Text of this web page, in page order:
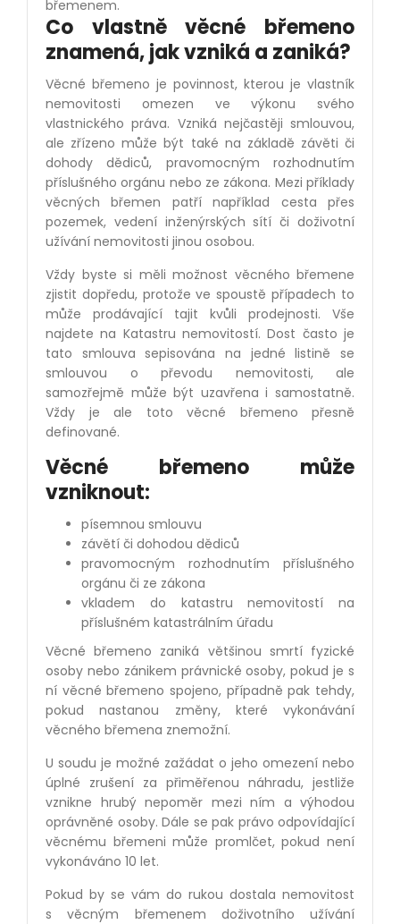
břemenem.
Co vlastně věcné břemeno
znamená, jak vzniká a zaniká?
Věcné břemeno je povinnost, kterou je vlastník
nemovitosti omezen ve výkonu svého
vlastnického práva. Vzniká nejčastěji smlouvou,
ale zřízeno může být také na základě závěti či
dohody dědiců, pravomocným rozhodnutím
příslušného orgánu nebo ze zákona. Mezi příklady
věcných břemen patří například cesta přes
pozemek, vedení inženýrských sítí či doživotní
užívání nemovitosti jinou osobou.
Vždy byste si měli možnost věcného břemene
zjistit dopředu, protože ve spoustě případech to
může prodávající tajit kvůli prodejnosti. Vše
najdete na Katastru nemovitostí. Dost často je
tato smlouva sepisována na jedné listině se
smlouvou o převodu nemovitosti, ale
samozřejmě může být uzavřena i samostatně.
Vždy je ale toto věcné břemeno přesně
definované.
Věcné břemeno může
vzniknout:
písemnou smlouvu
závětí či dohodou dědiců
pravomocným rozhodnutím příslušného
orgánu či ze zákona
vkladem do katastru nemovitostí na
příslušném katastrálním úřadu
Věcné břemeno zaniká většinou smrtí fyzické
osoby nebo zánikem právnické osoby, pokud je s
ní věcné břemeno spojeno, případně pak tehdy,
pokud nastanou změny, které vykonávání
věcného břemena znemožní.
U soudu je možné zažádat o jeho omezení nebo
úplné zrušení za přiměřenou náhradu, jestliže
vznikne hrubý nepoměr mezi ním a výhodou
oprávněné osoby. Dále se pak právo odpovídající
věcnému břemeni může promlčet, pokud není
vykonáváno 10 let.
Pokud by se vám do rukou dostala nemovitost
s věcným břemenem doživotního užívání